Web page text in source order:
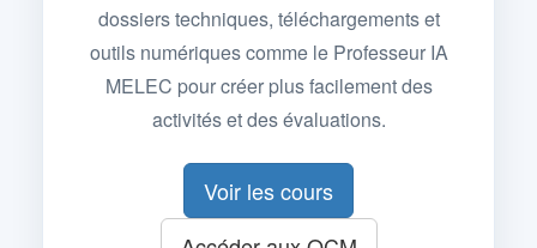
dossiers techniques, téléchargements et
outils numériques comme le Professeur IA
MELEC pour créer plus facilement des
activités et des évaluations.
Voir les cours